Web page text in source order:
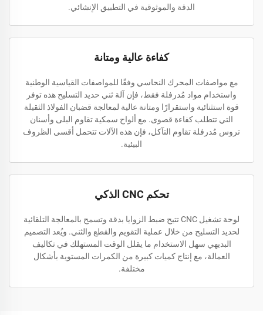
الدقة والموثوقية في التطبيق الإنشائي.
كفاءة عالية ومتانة
مع مواصفات المحرك النحاسي وفقًا للمواصفات القياسية الوطنية
واستخدام مواد مُدرفلة فقط، فإن آلة ثني حديد التسليح هذه توفر
قوة استثنائية واستقرارًا ومتانة عالية لمعالجة قضبان الفولاذ الثقيلة
التي تتطلب كفاءة قصوى. مع ألواح سمكية تقاوم البلى وأسنان
تروس مُدرفلة تقاوم التآكل، فإن هذه الآلات تتحمل أقسى الظروف
البيئية.
تحكم CNC الذكي
لوحة تشغيل CNC تتيح ضبط الزوايا بدقة وتسمح بالمعالجة التلقائية
لحديد التسليح من خلال عملية التقويم والقطع والثني. ويُعد التصميم
البديهي سهل الاستخدام ما يقلل الوقت المستهلك في تكاليف
العمالة، مع إنتاج كميات كبيرة من الكمرات المستوية بأشكال
مختلفة.